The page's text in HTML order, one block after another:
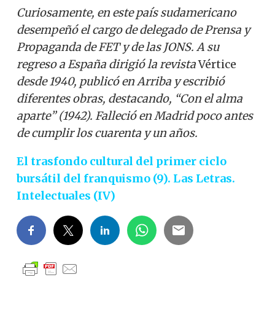
Curiosamente, en este país sudamericano
desempeñó el cargo de delegado de Prensa y
Propaganda de FET y de las JONS. A su
regreso a España dirigió la revistaVértice
desde 1940, publicó en Arriba y escribió
diferentes obras, destacando, “Con el alma
aparte” (1942). Falleció en Madrid poco antes
de cumplir los cuarenta y un años.
El trasfondo cultural del primer ciclo
bursátil del franquismo (9). Las Letras.
Intelectuales (IV)